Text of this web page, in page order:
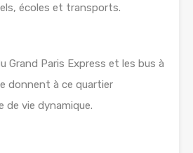
écoles et transports.
Grand Paris Express et les bus à
donnent à ce quartier
de vie dynamique.